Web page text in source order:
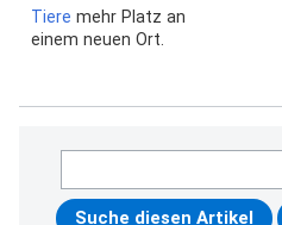
Tiere mehr Platz an
einem neuen Ort.